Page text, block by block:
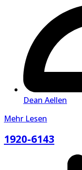
Dean Aellen
Mehr Lesen
1920-6143